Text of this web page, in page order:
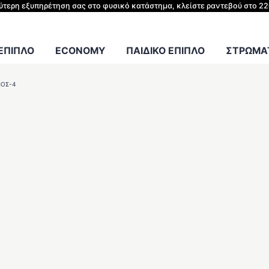
εξυπηρέτηση σας στο φυσικό κατάστημα, κλείστε ραντεβού στο
ECONOMY ΠΑΙΔΙΚΟ ΕΠΙΠΛΟ
ΚΡΕΒΑΤΙΟΥ
4